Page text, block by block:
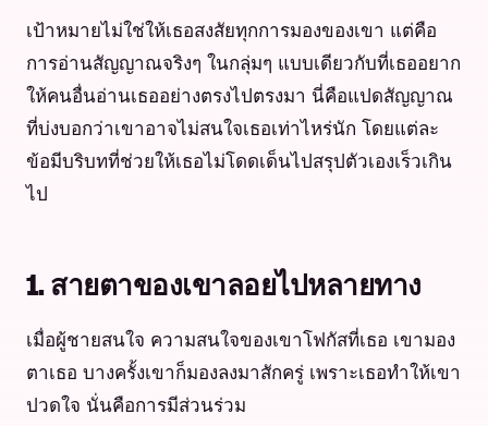
เป้าหมายไม่ใช่ให้เธอสงสัยทุกการมองของเขา แต่คือ
การอ่านสัญญาณจริงๆ ในกลุ่มๆ แบบเดียวกับที่เธออยาก
ให้คนอื่นอ่านเธออย่างตรงไปตรงมา นี่คือแปดสัญญาณ
ที่บ่งบอกว่าเขาอาจไม่สนใจเธอเท่าไหร่นัก โดยแต่ละ
ข้อมีบริบทที่ช่วยให้เธอไม่โดดเด็นไปสรุปตัวเองเร็วเกิน
ไป
1. สายตาของเขาลอยไปหลายทาง
เมื่อผู้ชายสนใจ ความสนใจของเขาโฟกัสที่เธอ เขามอง
ตาเธอ บางครั้งเขาก็มองลงมาสักครู่ เพราะเธอทำให้เขา
ปวดใจ นั่นคือการมีส่วนร่วม